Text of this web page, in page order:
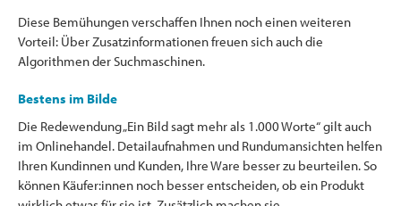
Diese Bemühungen verschaffen Ihnen noch einen weiteren
Vorteil: Über Zusatzinformationen freuen sich auch die
Algorithmen der Suchmaschinen.
Bestens im Bilde
Die Redewendung „Ein Bild sagt mehr als 1.000 Worte“ gilt auch
im Onlinehandel. Detailaufnahmen und Rundumansichten helfen
Ihren Kundinnen und Kunden, Ihre Ware besser zu beurteilen. So
können Käufer:innen noch besser entscheiden, ob ein Produkt